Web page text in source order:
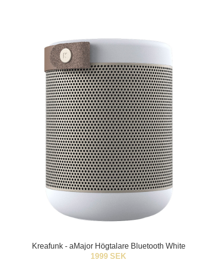
Kreafunk - aMajor Högtalare Bluetooth White
1999 SEK